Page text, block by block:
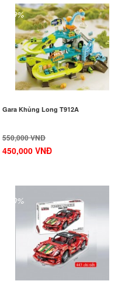
-19%
Gara Khủng Long T912A
550,000 VNĐ
450,000 VNĐ
-40%